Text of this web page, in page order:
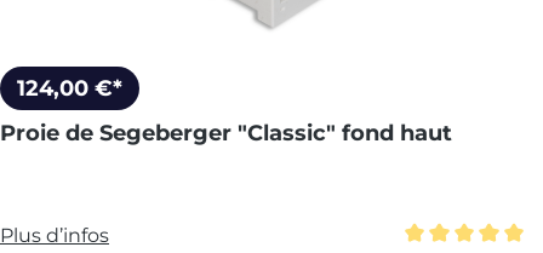
124,00 €*
Proie de Segeberger "Classic" fond haut
Plus d’infos